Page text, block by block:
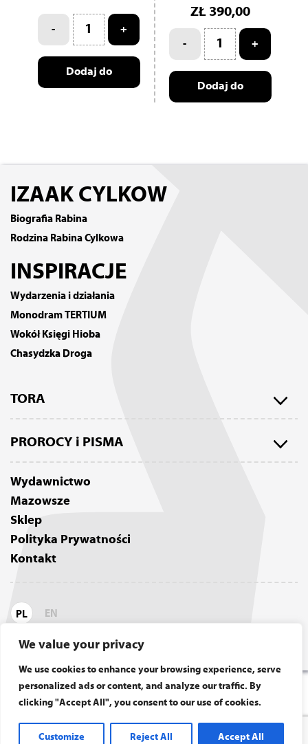
We value your privacy
We use cookies to enhance your browsing experience, serve
personalized ads or content, and analyze our traffic. By
clicking "Accept All", you consent to our use of cookies.
Customize Reject All Accept All
- +
Dodaj do
ZŁ390,00
- +
Dodaj do
IZAAK CYLKOW
Biografia Rabina
Rodzina Rabina Cylkowa
INSPIRACJE
Wydarzenia i działania
Monodram TERTIUM
Wokół Księgi Hioba
Chasydzka Droga
TORA
Tora w Judaizmie
O tym wydaniu Tory
Tora Cylkowa jako eBook
Tora jako AudioBook
Tora Cylkowa w druku
Tora Pardes Lauder a Tora Cylkowa
PROROCY i PISMA
Księgi Jezajasza
Księgi Jozuego
Księgi Pięciu Zwojów (Hamesz Megilot)
Psalmy
Księga Samuela
Księga Przypowieści Salomona
Księgi Sędziów
Księgi Królów
Księga Jeremiasza
Wydawnictwo
Mazowsze
Sklep
Polityka Prywatności
Kontakt
PL EN